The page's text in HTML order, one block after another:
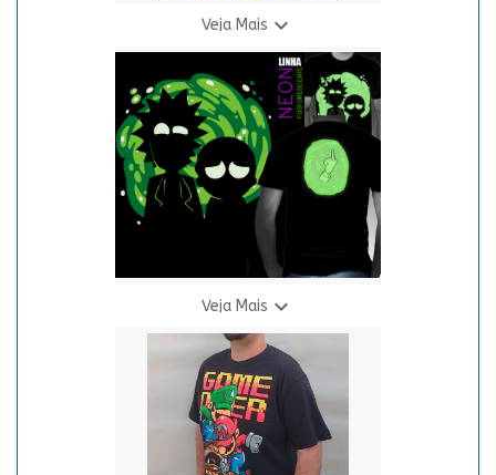
Veja Mais 
Camiseta Pokemon - Mew Neon
R$ 69,90
3 X R$ 24,94
Veja Mais 
Camiseta R. & M. Neon